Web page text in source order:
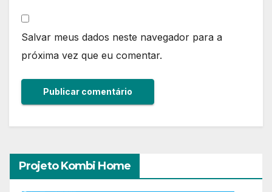
Salvar meus dados neste navegador para a
próxima vez que eu comentar.
Projeto Kombi Home